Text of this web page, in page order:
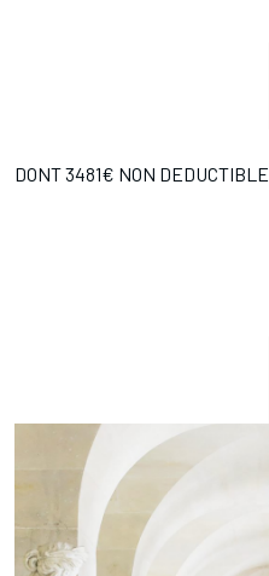
DONT 3481€ NON DEDUCTIBLE